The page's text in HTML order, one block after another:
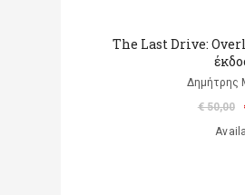
The Last Drive:
Δημήτρης
€ 50,00